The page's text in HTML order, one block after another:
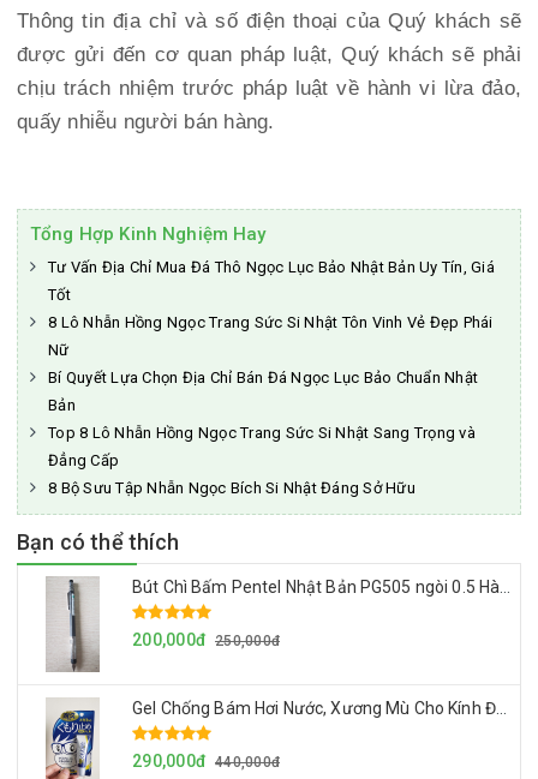
Thông tin địa chỉ và số điện thoại của Quý khách sẽ
được gửi đến cơ quan pháp luật, Quý khách sẽ phải
chịu trách nhiệm trước pháp luật về hành vi lừa đảo,
quấy nhiễu người bán hàng.
Tổng Hợp Kinh Nghiệm Hay
Tư Vấn Địa Chỉ Mua Đá Thô Ngọc Lục Bảo Nhật Bản Uy Tín, Giá
Tốt
8 Lô Nhẫn Hồng Ngọc Trang Sức Si Nhật Tôn Vinh Vẻ Đẹp Phái
Nữ
Bí Quyết Lựa Chọn Địa Chỉ Bán Đá Ngọc Lục Bảo Chuẩn Nhật
Bản
Top 8 Lô Nhẫn Hồng Ngọc Trang Sức Si Nhật Sang Trọng và
Đẳng Cấp
8 Bộ Sưu Tập Nhẫn Ngọc Bích Si Nhật Đáng Sở Hữu
Bạn có thể thích
200,000đ 250,000đ
290,000đ 440,000đ